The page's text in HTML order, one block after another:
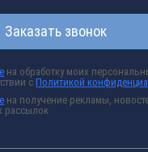
Заказать звонок
на обработку моих
сПолитикой
на получение рекламы,
рассылок